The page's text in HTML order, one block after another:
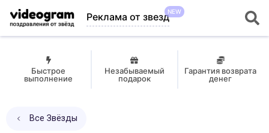
Реклама от звездNEW
Быстрое
выполнение
Незабываемый
подарок
Гарантия возврата
денег
Все Звёзды